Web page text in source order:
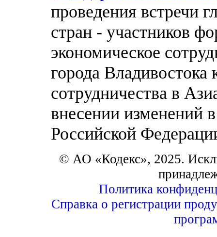
проведения встречи
стран - участников
экономическое
города Владивостока
сотрудничества в
внесении изменений
Российской
© АО «Кодекс», 2025.
Политика
Справка о регистрации